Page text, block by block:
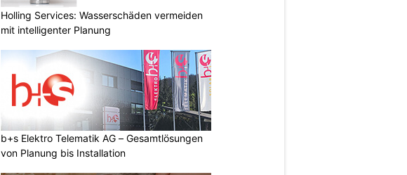
Holling Services: Wasserschäden vermeiden
mit intelligenter Planung
b+s Elektro Telematik AG – Gesamtlösungen
von Planung bis Installation